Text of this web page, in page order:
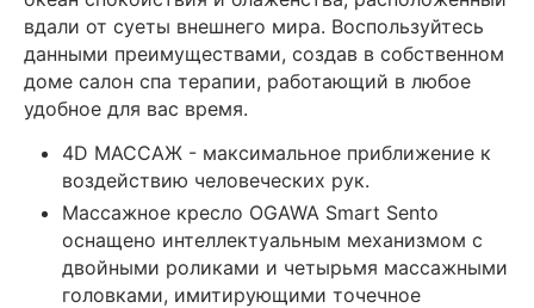
вдали от суеты внешнего мира. Воспользуйтесь
данными преимуществами, создав в собственном
доме салон спа терапии, работающий в любое
удобное для вас время.
4D МАССАЖ - максимальное приближение к
воздействию человеческих рук.
Массажное кресло OGAWA Smart Sento
оснащено интеллектуальным механизмом с
двойными роликами и четырьмя массажными
головками, имитирующими точечное